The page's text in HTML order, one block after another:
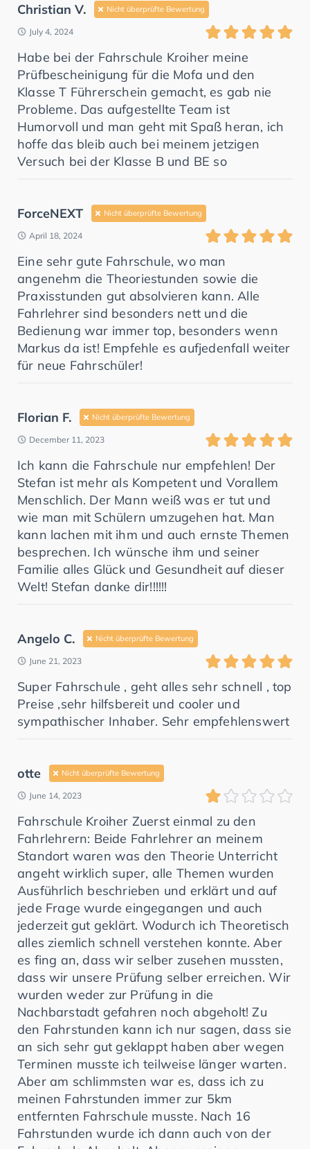
Christian V. Nicht überprüfte Bewertung
July 4, 2024
Habe bei der Fahrschule Kroiher meine
Prüfbescheinigung für die Mofa und den
Klasse T Führerschein gemacht, es gab nie
Probleme. Das aufgestellte Team ist
Humorvoll und man geht mit Spaß heran, ich
hoffe das bleib auch bei meinem jetzigen
Versuch bei der Klasse B und BE so
ForceNEXT Nicht überprüfte Bewertung
April 18, 2024
Eine sehr gute Fahrschule, wo man
angenehm die Theoriestunden sowie die
Praxisstunden gut absolvieren kann. Alle
Fahrlehrer sind besonders nett und die
Bedienung war immer top, besonders wenn
Markus da ist! Empfehle es aufjedenfall weiter
für neue Fahrschüler!
Florian F. Nicht überprüfte Bewertung
December 11, 2023
Ich kann die Fahrschule nur empfehlen! Der
Stefan ist mehr als Kompetent und Vorallem
Menschlich. Der Mann weiß was er tut und
wie man mit Schülern umzugehen hat. Man
kann lachen mit ihm und auch ernste Themen
besprechen. Ich wünsche ihm und seiner
Familie alles Glück und Gesundheit auf dieser
Welt! Stefan danke dir!!!!!!
Angelo C. Nicht überprüfte Bewertung
June 21, 2023
Super Fahrschule , geht alles sehr schnell , top
Preise ,sehr hilfsbereit und cooler und
sympathischer Inhaber. Sehr empfehlenswert
otte Nicht überprüfte Bewertung
June 14, 2023
Fahrschule Kroiher Zuerst einmal zu den
Fahrlehrern: Beide Fahrlehrer an meinem
Standort waren was den Theorie Unterricht
angeht wirklich super, alle Themen wurden
Ausführlich beschrieben und erklärt und auf
jede Frage wurde eingegangen und auch
jederzeit gut geklärt. Wodurch ich Theoretisch
alles ziemlich schnell verstehen konnte. Aber
es fing an, dass wir selber zusehen mussten,
dass wir unsere Prüfung selber erreichen. Wir
wurden weder zur Prüfung in die
Nachbarstadt gefahren noch abgeholt! Zu
den Fahrstunden kann ich nur sagen, dass sie
an sich sehr gut geklappt haben aber wegen
Terminen musste ich teilweise länger warten.
Aber am schlimmsten war es, dass ich zu
meinen Fahrstunden immer zur 5km
entfernten Fahrschule musste. Nach 16
Fahrstunden wurde ich dann auch von der